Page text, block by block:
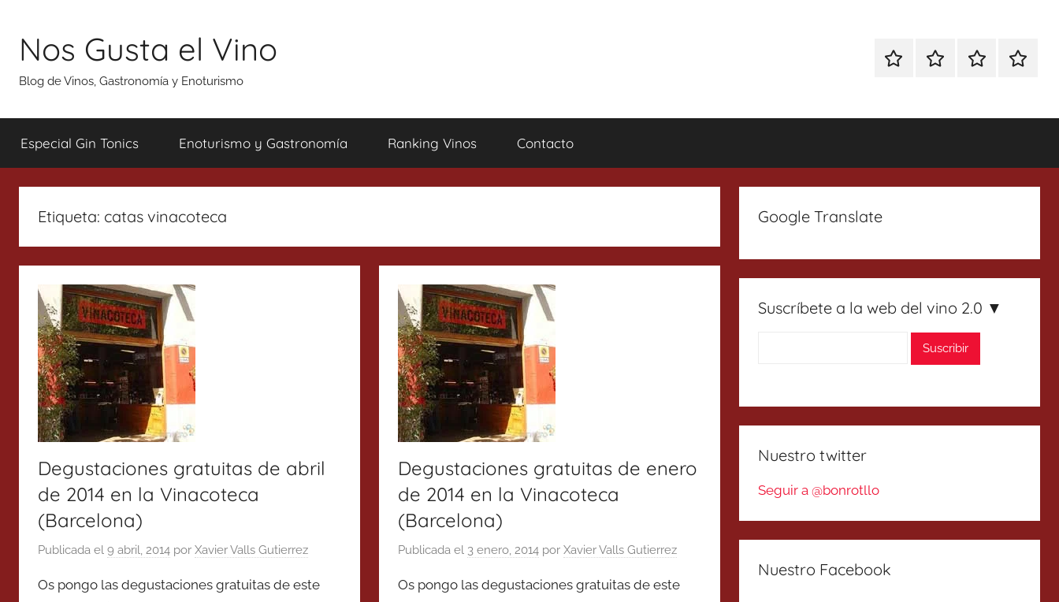
contenido
Nos Gusta el Vino
Blog de Vinos, Gastronomía y Enoturismo
EspecialEnoturismoRanking
Especial Gin Tonics Enoturismo y Gastronomía Ranking Vinos Contacto
Etiqueta: catas vinacoteca
Degustaciones gratuitas de abril
de 2014 en la Vinacoteca
(Barcelona)
Publicada el 9 abril, 2014 por Xavier Valls Gutierrez
Os pongo las degustaciones gratuitas de este
Degustaciones gratuitas de enero
de 2014 en la Vinacoteca
(Barcelona)
Publicada el 3 enero, 2014 porXavier Valls Gutierrez
Os pongo las degustaciones gratuitas de este
Google Translate
Suscríbete a la web del vino 2.0 ▼
Nuestro twitter
Seguir a @bonrotllo
Nuestro Facebook